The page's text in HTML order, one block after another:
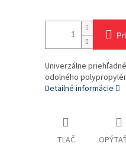
Univerzálne
odolného
Detailné informácie
TLAČ